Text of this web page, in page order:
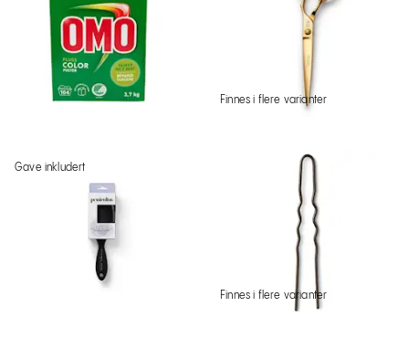
Finnes i flere varianter
Gave inkludert
Finnes i flere varianter